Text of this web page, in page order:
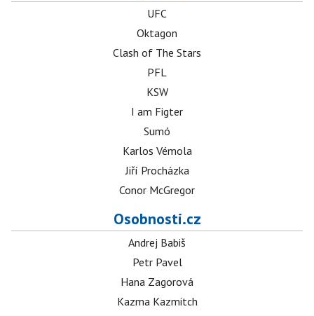
UFC
Oktagon
Clash of The Stars
PFL
KSW
I am Figter
Sumó
Karlos Vémola
Jiří Procházka
Conor McGregor
Osobnosti.cz
Andrej Babiš
Petr Pavel
Hana Zagorová
Kazma Kazmitch